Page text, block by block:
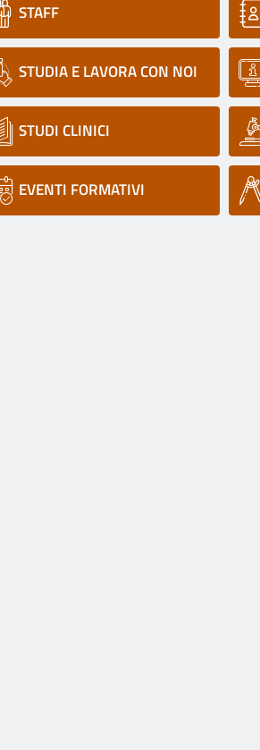
STAFF
STUDIA E LAVORA CON NOI
STUDI CLINICI
EVENTI FORMATIVI